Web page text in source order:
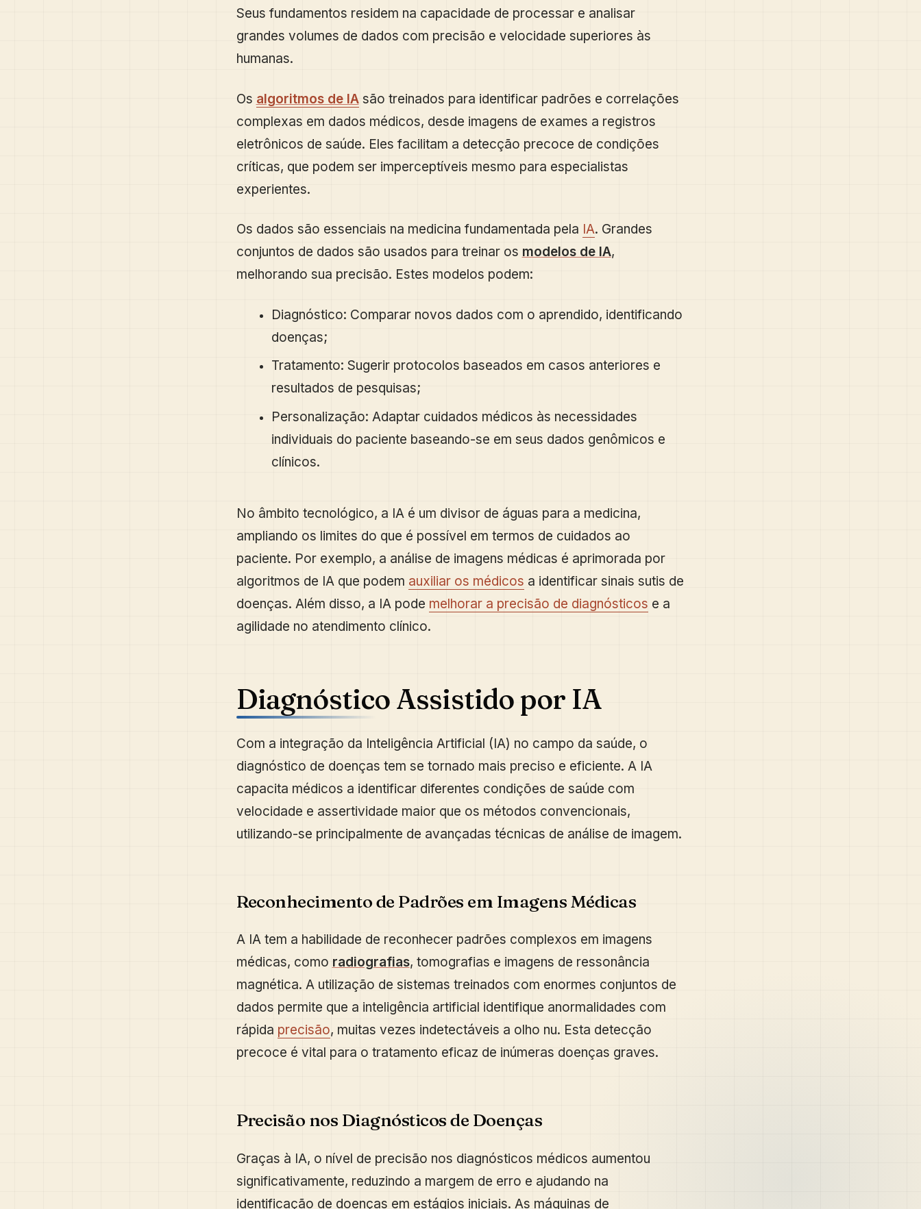
Seus fundamentos residem na capacidade de processar e analisar
grandes volumes de dados com precisão e velocidade superiores às
humanas.
Os algoritmos de IAsão treinados para identificar padrões e correlações
complexas em dados médicos, desde imagens de exames a registros
eletrônicos de saúde. Eles facilitam a detecção precoce de condições
críticas, que podem ser imperceptíveis mesmo para especialistas
experientes.
Os dados são essenciais na medicina fundamentada pela IA. Grandes
conjuntos de dados são usados para treinar os modelos de IA,
melhorando sua precisão. Estes modelos podem:
Diagnóstico: Comparar novos dados com o aprendido, identificando
doenças;
Tratamento: Sugerir protocolos baseados em casos anteriores e
resultados de pesquisas;
Personalização: Adaptar cuidados médicos às necessidades
individuais do paciente baseando-se em seus dados genômicos e
clínicos.
No âmbito tecnológico, a IA é um divisor de águas para a medicina,
ampliando os limites do que é possível em termos de cuidados ao
paciente. Por exemplo, a análise de imagens médicas é aprimorada por
algoritmos de IA que podem auxiliar os médicos a identificar sinais sutis de
doenças. Além disso, a IA pode melhorar a precisão de diagnósticos e a
agilidade no atendimento clínico.
Diagnóstico Assistido por IA
Com a integração da Inteligência Artificial (IA) no campo da saúde, o
diagnóstico de doenças tem se tornado mais preciso e eficiente. A IA
capacita médicos a identificar diferentes condições de saúde com
velocidade e assertividade maior que os métodos convencionais,
utilizando-se principalmente de avançadas técnicas de análise de imagem.
Reconhecimento de Padrões em Imagens Médicas
A IA tem a habilidade de reconhecer padrões complexos em imagens
médicas, como radiografias, tomografias e imagens de ressonância
magnética. A utilização de sistemas treinados com enormes conjuntos de
dados permite que a inteligência artificial identifique anormalidades com
rápida precisão, muitas vezes indetectáveis a olho nu. Esta detecção
precoce é vital para o tratamento eficaz de inúmeras doenças graves.
Precisão nos Diagnósticos de Doenças
Graças à IA, o nível de precisão nos diagnósticos médicos aumentou
significativamente, reduzindo a margem de erro e ajudando na
identificação de doenças em estágios iniciais. As máquinas de